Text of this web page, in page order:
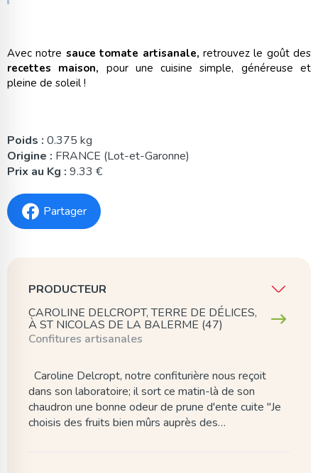
Avec notre sauce tomate artisanale, retrouvez le goût des
recettes maison, pour une cuisine simple, généreuse et
pleine de soleil !
Poids : 0.375 kg
Origine : FRANCE (Lot-et-Garonne)
Prix au Kg : 9.33 €
Partager
PRODUCTEUR
CAROLINE DELCROPT, TERRE DE DÉLICES,
À ST NICOLAS DE LA BALERME (47)
Confitures artisanales
Caroline Delcropt, notre confiturière nous reçoit
dans son laboratoire; il sort ce matin-là de son
chaudron une bonne odeur de prune d'ente cuite "Je
choisis des fruits bien mûrs auprès des…